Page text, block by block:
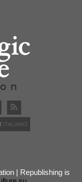
ITALIANO
| Republishing is